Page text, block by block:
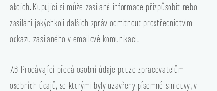
akcích. Kupující si může zasílané informace přizpůsobit nebo
zasílání jakýchkoli dalších zpráv odmítnout prostřednictvím
odkazu zasílaného v emailové komunikaci.
7.6 Prodávající předá osobní údaje pouze zpracovatelům
osobních údajů, se kterými byly uzavřeny písemné smlouvy, v